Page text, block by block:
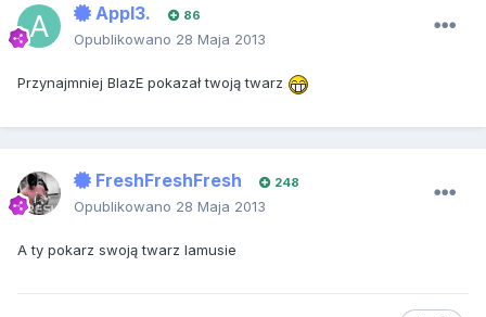
Appl3. 86
Opublikowano 28 Maja 2013
Przynajmniej BlazE pokazał twoją twarz
FreshFreshFresh 248
Opublikowano 28 Maja 2013
A ty pokarz swoją twarz lamusie